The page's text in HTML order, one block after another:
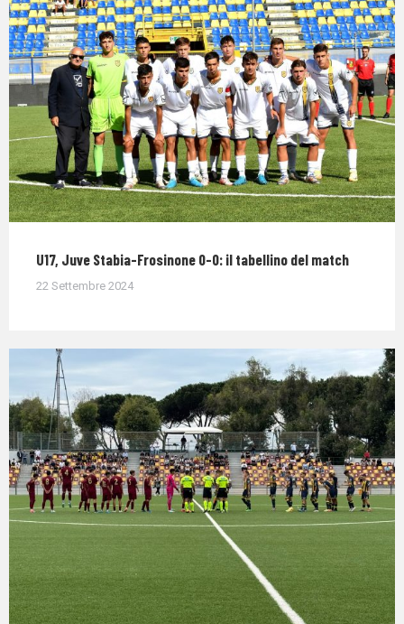
U17, Juve Stabia-Frosinone 0-0: il tabellino del match
22 Settembre 2024